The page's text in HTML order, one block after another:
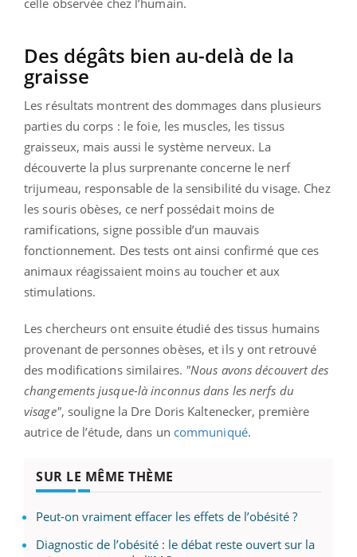
celle observée chez l’humain.
Des dégâts bien au-delà de la
graisse
Les résultats montrent des dommages dans plusieurs
parties du corps : le foie, les muscles, les tissus
graisseux, mais aussi le système nerveux. La
découverte la plus surprenante concerne le nerf
trijumeau, responsable de la sensibilité du visage. Chez
les souris obèses, ce nerf possédait moins de
ramifications, signe possible d’un mauvais
fonctionnement. Des tests ont ainsi confirmé que ces
animaux réagissaient moins au toucher et aux
stimulations.
Les chercheurs ont ensuite étudié des tissus humains
provenant de personnes obèses, et ils y ont retrouvé
des modifications similaires. "Nous avons découvert des
changements jusque-là inconnus dans les nerfs du
visage", souligne la Dre Doris Kaltenecker, première
autrice de l’étude, dans un communiqué.
SUR LE MÊME THÈME
Peut-on vraiment effacer les effets de l’obésité ?
Diagnostic de l’obésité : le débat reste ouvert sur la